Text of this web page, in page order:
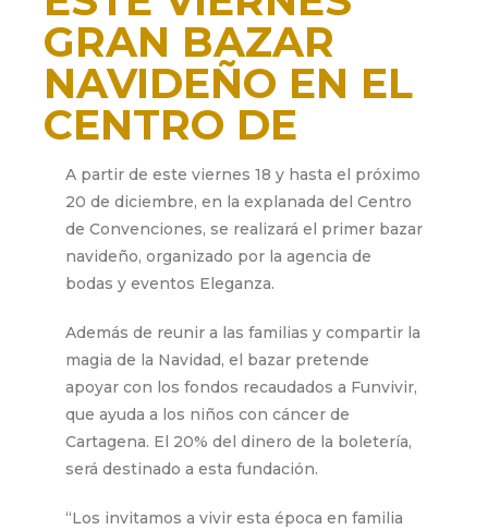
GRAN BAZAR
NAVIDEÑO EN EL
CENTRO DE
CONVENCIONES
diciembre 17, 2015
A partir de este viernes 18 y hasta el próximo
20 de diciembre, en la explanada del Centro
de Convenciones, se realizará el primer bazar
navideño, organizado por la agencia de
bodas y eventos Eleganza.
Además de reunir a las familias y compartir la
magia de la Navidad, el bazar pretende
apoyar con los fondos recaudados a Funvivir,
que ayuda a los niños con cáncer de
Cartagena. El 20% del dinero de la boletería,
será destinado a esta fundación.
“Los invitamos a vivir esta época en familia